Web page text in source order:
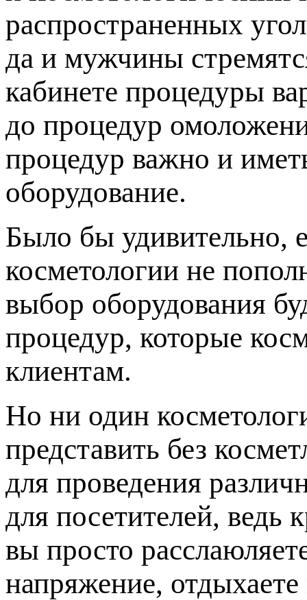
распространенных
да и мужчины
кабинете процедуры
до процедур
процедур важно и
оборудование.
Было бы удивительно,
косметологии не
выбор оборудования
процедур, которые
клиентам.
Но ни один
представить без
для проведения
для посетителей, ведь
вы просто
напряжение,